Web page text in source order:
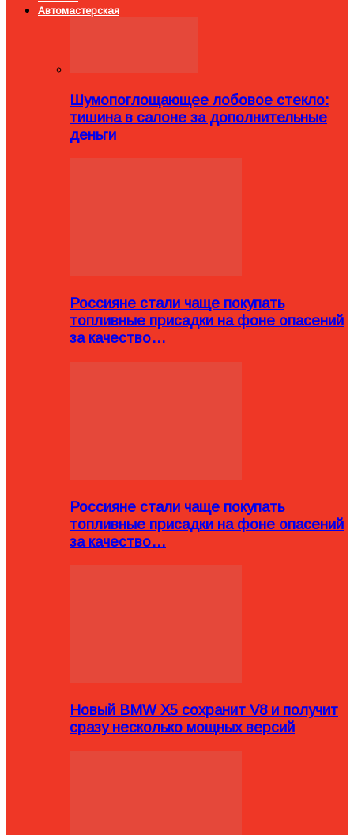
Автомастерская
Шумопоглощающее лобовое стекло:
тишина в салоне за дополнительные
деньги
Россияне стали чаще покупать
топливные присадки на фоне опасений
за качество…
Россияне стали чаще покупать
топливные присадки на фоне опасений
за качество…
Новый BMW X5 сохранит V8 и получит
сразу несколько мощных версий